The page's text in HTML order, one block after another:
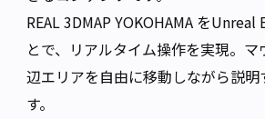
REAL 3DMAP YOKOHAMA をUnreal
とで、リアルタイム操作を実現。
辺エリアを自由に移動しながら説明
す。